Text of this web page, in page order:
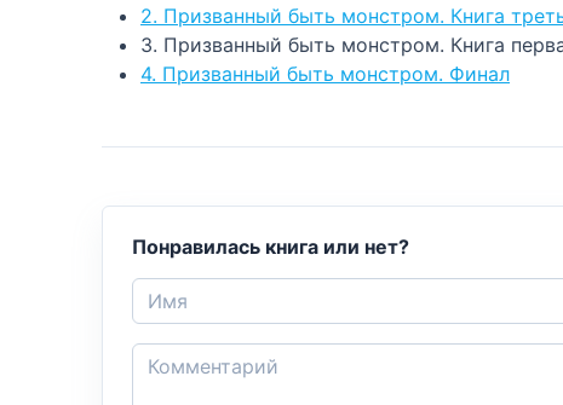
2. Призванный быть монстром. Книга
3. Призванный быть монстром. Книга
4. Призванный быть монстром. Финал
Понравилась книга или нет?